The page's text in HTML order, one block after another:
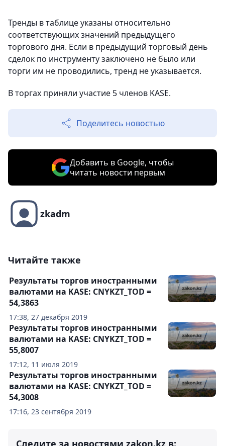
Тренды в таблице указаны относительно
соответствующих значений предыдущего
торгового дня. Если в предыдущий торговый день
сделок по инструменту заключено не было или
торги им не проводились, тренд не указывается.
В торгах приняли участие 5 членов KASE.
Поделитесь новостью
Добавить в Google, чтобы
читать новости первым
zkadm
Читайте также
17:38, 27 декабря 2019
Результаты торгов иностранными
валютами на KASE: CNYKZT_TOD =
54,3863
17:12, 11 июля 2019
Результаты торгов иностранными
валютами на KASE: CNYKZT_TOD =
55,8007
17:16, 23 сентября 2019
Результаты торгов иностранными
валютами на KASE: CNYKZT_TOD =
54,3008
Следите за новостями zakon.kz в: